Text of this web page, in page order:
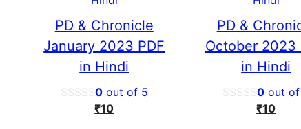
PD & Chronicle
January 2023 PDF
in Hindi
0out of 5
₹10
PD &
October 2023
in Hindi
0out of
₹10